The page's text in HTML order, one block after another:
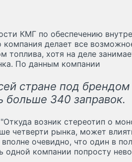
КМГ по обеспечению
делает все
топлива, хотя на деле
По данным компании
стране под брендом
больше 340 заправок.
возник стереотип о
четверти рынка, может
очевидно, что один в
одной компании попросту